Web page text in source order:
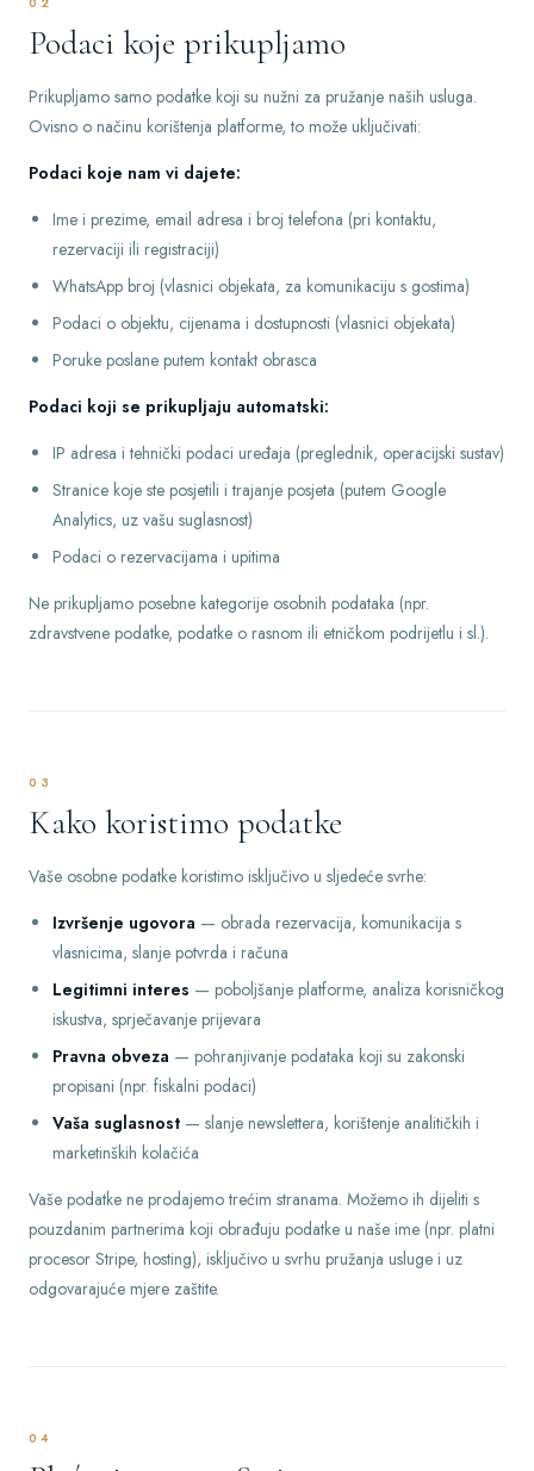
Podaci koje prikupljamo
Prikupljamo samo podatke koji su nužni za pružanje naših usluga.
Ovisno o načinu korištenja platforme, to može uključivati:
Podaci koje nam vi dajete:
Ime i prezime, email adresa i broj telefona (pri kontaktu,
rezervaciji ili registraciji)
WhatsApp broj (vlasnici objekata, za komunikaciju s gostima)
Podaci o objektu, cijenama i dostupnosti (vlasnici objekata)
Poruke poslane putem kontakt obrasca
Podaci koji se prikupljaju automatski:
IP adresa i tehnički podaci uređaja (preglednik, operacijski sustav)
Stranice koje ste posjetili i trajanje posjeta (putem Google
Analytics, uz vašu suglasnost)
Podaci o rezervacijama i upitima
Ne prikupljamo posebne kategorije osobnih podataka (npr.
zdravstvene podatke, podatke o rasnom ili etničkom podrijetlu i sl.).
03
Kako koristimo podatke
Vaše osobne podatke koristimo isključivo u sljedeće svrhe:
Izvršenje ugovora — obrada rezervacija, komunikacija s
vlasnicima, slanje potvrda i računa
Legitimni interes — poboljšanje platforme, analiza korisničkog
iskustva, sprječavanje prijevara
Pravna obveza — pohranjivanje podataka koji su zakonski
propisani (npr. fiskalni podaci)
Vaša suglasnost — slanje newslettera, korištenje analitičkih i
marketinških kolačića
Vaše podatke ne prodajemo trećim stranama. Možemo ih dijeliti s
pouzdanim partnerima koji obrađuju podatke u naše ime (npr. platni
procesor Stripe, hosting), isključivo u svrhu pružanja usluge i uz
odgovarajuće mjere zaštite.
04